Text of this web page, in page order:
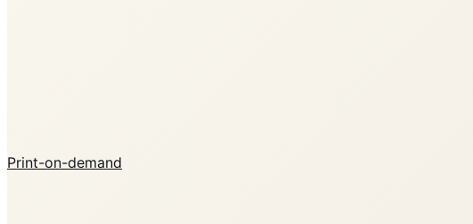
Print-on-demand